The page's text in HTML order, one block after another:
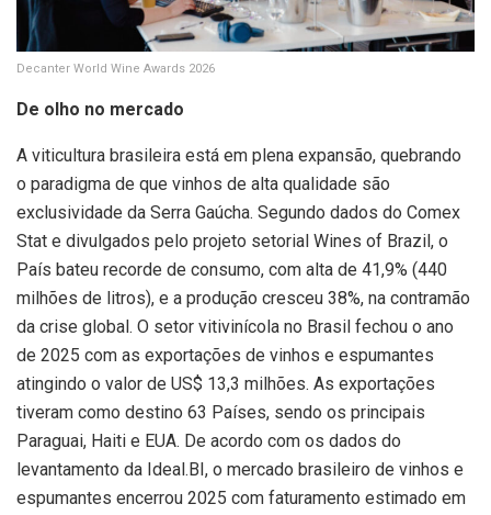
Decanter World Wine Awards 2026
De olho no mercado
A viticultura brasileira está em plena expansão, quebrando
o paradigma de que vinhos de alta qualidade são
exclusividade da Serra Gaúcha. Segundo dados do Comex
Stat e divulgados pelo projeto setorial Wines of Brazil, o
País bateu recorde de consumo, com alta de 41,9% (440
milhões de litros), e a produção cresceu 38%, na contramão
da crise global. O setor vitivinícola no Brasil fechou o ano
de 2025 com as exportações de vinhos e espumantes
atingindo o valor de US$ 13,3 milhões. As exportações
tiveram como destino 63 Países, sendo os principais
Paraguai, Haiti e EUA. De acordo com os dados do
levantamento da Ideal.BI, o mercado brasileiro de vinhos e
espumantes encerrou 2025 com faturamento estimado em